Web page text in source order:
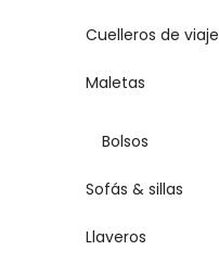
Cuelleros de viaje
Maletas
Bolsos
Sofás & sillas
Llaveros